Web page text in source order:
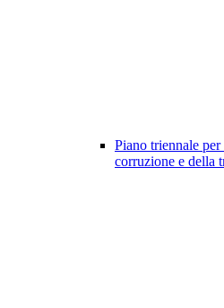
Piano triennale
corruzione e della